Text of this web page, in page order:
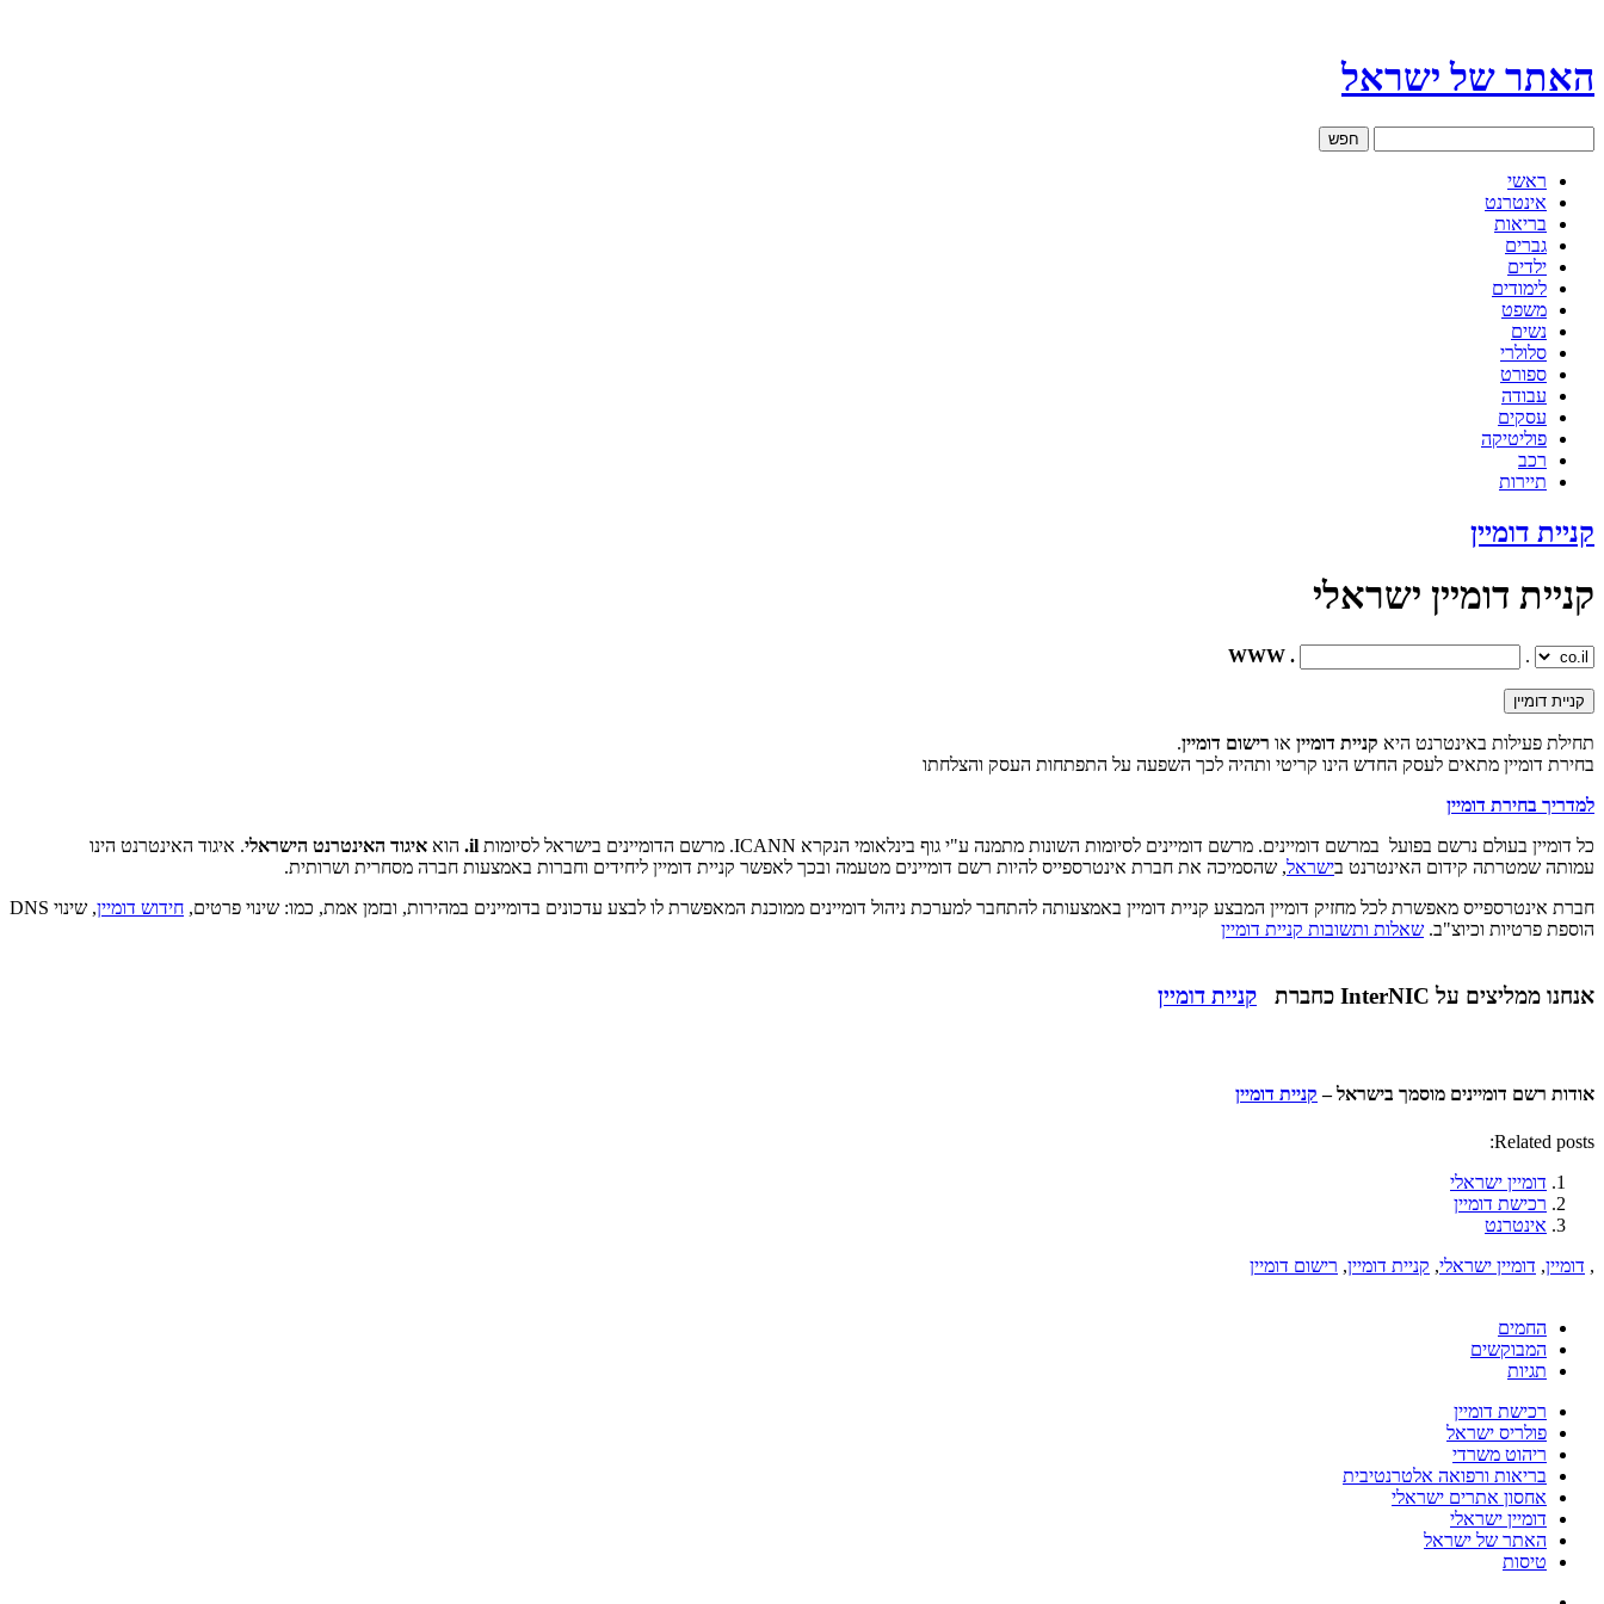
האתר של ישראל
ראשי
אינטרנט
בריאות
גברים
ילדים
לימודים
משפט
נשים
סלולרי
ספורט
עבודה
עסקים
פוליטיקה
רכב
תיירות
קניית דומיין
קניית דומיין ישראלי
.
. WWW
תחילת פעילות באינטרנט היא קניית דומיין או רישום דומיין.
בחירת דומיין מתאים לעסק החדש הינו קריטי ותהיה לכך השפעה על התפתחות העסק והצלחתו
למדריך בחירת דומיין
כל דומיין בעולם נרשם בפועל במרשם דומיינים. מרשם דומיינים לסיומות השונות מתמנה ע"י גוף בינלאומי הנקרא ICANN. מרשם הדומיינים בישראל לסיומות
il. הוא איגוד האינטרנט הישראלי. איגוד האינטרנט הינו
עמותה שמטרתה קידום האינטרנט בישראל, שהסמיכה את חברת אינטרספייס להיות רשם דומיינים מטעמה ובכך לאפשר קניית דומיין ליחידים וחברות באמצעות חברה מסחרית ושרותית.
חברת אינטרספייס מאפשרת לכל מחזיק דומיין המבצע קניית דומיין באמצעותה להתחבר למערכת ניהול דומיינים ממוכנת המאפשרת לו לבצע עדכונים בדומיינים במהירות, ובזמן אמת, כמו: שינוי פרטים, חידוש דומיין
, שינוי DNS
הוספת פרטיות וכיוצ"ב. שאלות ותשובות קניית דומיין
אנחנו ממליצים על InterNIC כחברת קניית דומיין
אודות רשם דומיינים מוסמך בישראל – קניית דומיין
Related posts:
דומיין ישראלי
רכישת דומיין
אינטרנט
, דומיין, דומיין ישראלי, קניית דומיין, רישום דומיין
החמים
המבוקשים
תגיות
רכישת דומיין
פולריס ישראל
ריהוט משרדי
בריאות ורפואה אלטרנטיבית
אחסון אתרים ישראלי
דומיין ישראלי
האתר של ישראל
טיסות